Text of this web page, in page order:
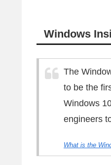
Windows
The
to be the
Windows
engineers
What is the